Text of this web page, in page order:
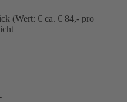
(Wert: € ca. € 84,- pro